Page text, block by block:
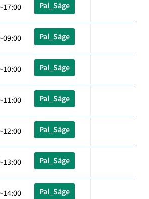
17:00 Pal_Säge
09:00 Pal_Säge
10:00 Pal_Säge
11:00 Pal_Säge
12:00 Pal_Säge
13:00 Pal_Säge
14:00 Pal_Säge